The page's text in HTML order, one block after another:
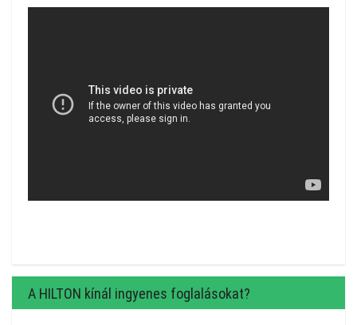
A HILTON kínál ingyenes foglalásokat?